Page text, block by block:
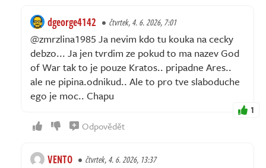
dgeorge4142 čtvrtek, 4. 6. 2026, 7:01
@zmrzlina1985 Ja nevim kdo tu kouka na cecky
debzo... Ja jen tvrdim ze pokud to ma nazev God
of War tak to je pouze Kratos.. pripadne Ares..
ale ne pipina.odnikud.. Ale to pro tve slaboduche
ego je moc.. Chapu
1
Odpovědět
VENTO čtvrtek, 4. 6. 2026, 13:37